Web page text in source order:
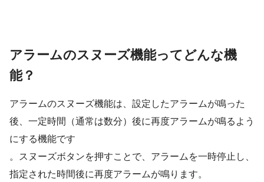
アラームのスヌーズ機能ってどんな機
能？
アラームのスヌーズ機能は、設定したアラームが鳴った
後、一定時間（通常は数分）後に再度アラームが鳴るよう
にする機能です
。スヌーズボタンを押すことで、アラームを一時停止し、
指定された時間後に再度アラームが鳴ります。